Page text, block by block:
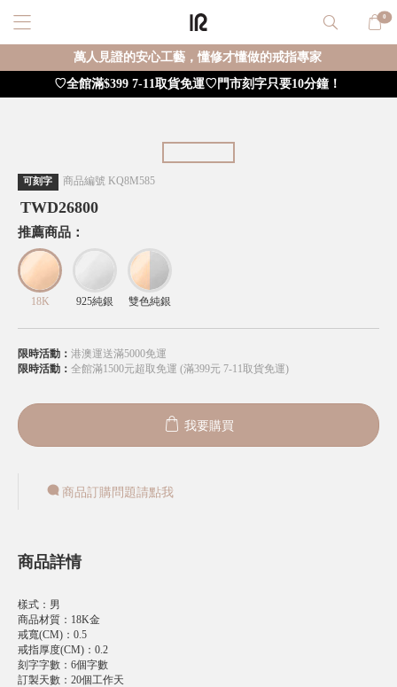
0
萬人見證的安心工藝，懂修才懂做的戒指專家
♡全館滿$399 7-11取貨免運♡門市刻字只要10分鐘！
可刻字 商品編號 KQ8M585
TWD26800
推薦商品：
18K 925純銀 雙色純銀
限時活動： 港澳運送滿5000免運
限時活動： 全館滿1500元超取免運 (滿399元 7-11取貨免運)
我要購買
商品訂購問題請點我
商品詳情
樣式 ： 男
商品材質 ： 18K金
戒寬(CM) ： 0.5
戒指厚度(CM) ： 0.2
刻字字數 ： 6個字數
訂製天數 ： 20個工作天